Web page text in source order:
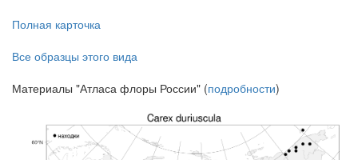
Полная карточка
Все образцы этого вида
Материалы "Атласа флоры России" (подробности)